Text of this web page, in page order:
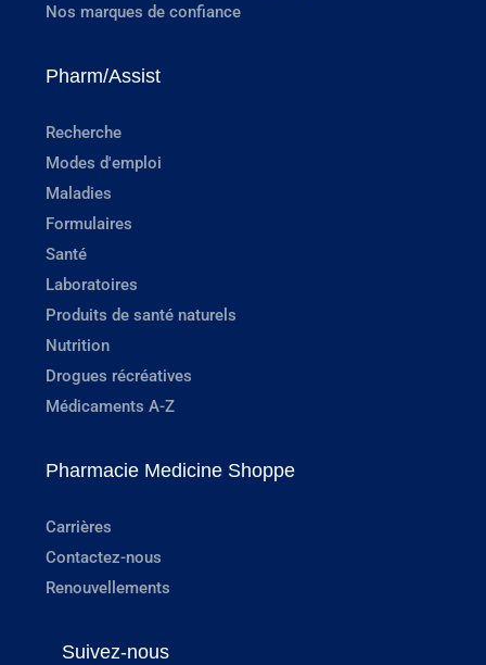
Nos marques de confiance
Pharm/Assist
Recherche
Modes d'emploi
Maladies
Formulaires
Santé
Laboratoires
Produits de santé naturels
Nutrition
Drogues récréatives
Médicaments A-Z
Pharmacie Medicine Shoppe
Carrières
Contactez-nous
Renouvellements
Suivez-nous